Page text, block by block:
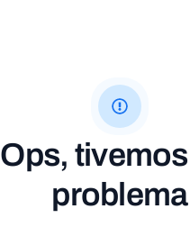
Ops,
problema